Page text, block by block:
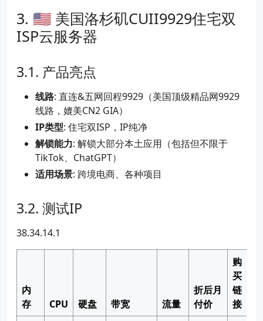
🇺🇸 美国洛杉矶CUII9929住宅双
ISP云服务器
产品亮点
线路: 直连&五网回程9929（美国顶级精品网9929
线路，媲美CN2 GIA）
IP类型: 住宅双ISP，IP纯净
解锁能力: 解锁大部分本土应用（包括但不限于
TikTok、ChatGPT）
适用场景: 跨境电商、各种项目
测试IP
38.34.14.1
内
存
CPU 硬盘 带宽 流量
折后月
付价
购
买
链
接